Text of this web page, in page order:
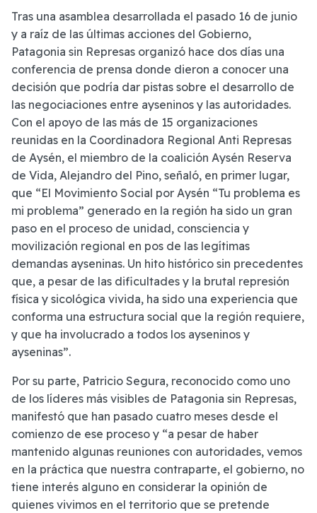
Tras una asamblea desarrollada el pasado 16 de junio
y a raíz de las últimas acciones del Gobierno,
Patagonia sin Represas organizó hace dos días una
conferencia de prensa donde dieron a conocer una
decisión que podría dar pistas sobre el desarrollo de
las negociaciones entre ayseninos y las autoridades.
Con el apoyo de las más de 15 organizaciones
reunidas en la Coordinadora Regional Anti Represas
de Aysén, el miembro de la coalición Aysén Reserva
de Vida, Alejandro del Pino, señaló, en primer lugar,
que “El Movimiento Social por Aysén “Tu problema es
mi problema” generado en la región ha sido un gran
paso en el proceso de unidad, consciencia y
movilización regional en pos de las legítimas
demandas ayseninas. Un hito histórico sin precedentes
que, a pesar de las dificultades y la brutal represión
física y sicológica vivida, ha sido una experiencia que
conforma una estructura social que la región requiere,
y que ha involucrado a todos los ayseninos y
ayseninas”.
Por su parte, Patricio Segura, reconocido como uno
de los líderes más visibles de Patagonia sin Represas,
manifestó que han pasado cuatro meses desde el
comienzo de ese proceso y “a pesar de haber
mantenido algunas reuniones con autoridades, vemos
en la práctica que nuestra contraparte, el gobierno, no
tiene interés alguno en considerar la opinión de
quienes vivimos en el territorio que se pretende